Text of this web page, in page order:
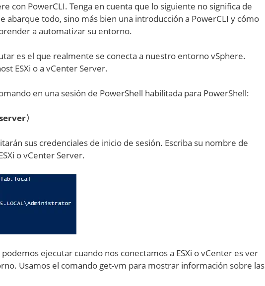
con PowerCLI. Tenga en cuenta que lo siguiente no significa de
abarque todo, sino más bien una introducción a PowerCLI y cómo
a automatizar su entorno.
es el que realmente se conecta a nuestro entorno vSphere.
ESXi o a vCenter Server.
en una sesión de PowerShell habilitada para PowerShell:
〉
sus credenciales de inicio de sesión. Escriba su nombre de
o vCenter Server.
ejecutar cuando nos conectamos a ESXi o vCenter es ver
Usamos el comando get-vm para mostrar información sobre las